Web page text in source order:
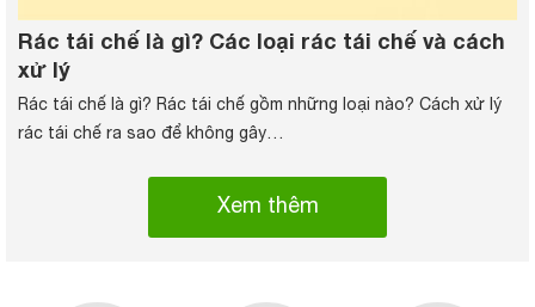
Rác tái chế là gì? Các loại rác tái chế và cách
xử lý
Rác tái chế là gì? Rác tái chế gồm những loại nào? Cách xử lý
rác tái chế ra sao để không gây…
Xem thêm